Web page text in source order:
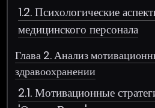
1.2. Психологические
медицинского персонала
Глава 2. Анализ
здравоохранении
2.1. Мотивационные